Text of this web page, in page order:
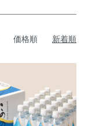
価格順 新着順